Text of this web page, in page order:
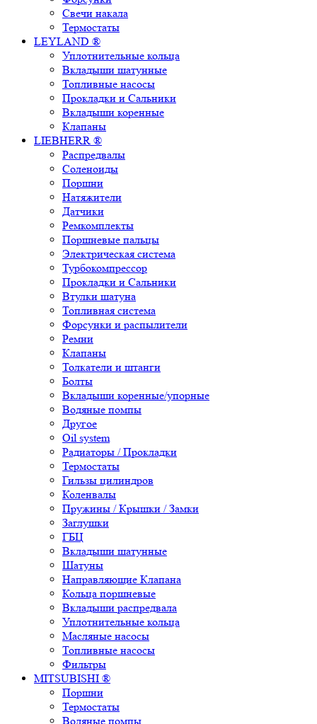
Свечи накала
Термостаты
LEYLAND ®
Уплотнительные кольца
Вкладыши шатунные
Топливные насосы
Прокладки и Сальники
Вкладыши коренные
Клапаны
LIEBHERR ®
Распредвалы
Соленоиды
Поршни
Натяжители
Датчики
Ремкомплекты
Поршневые пальцы
Электрическая система
Турбокомпрессор
Прокладки и Сальники
Втулки шатуна
Топливная система
Форсунки и распылители
Ремни
Клапаны
Толкатели и штанги
Болты
Вкладыши коренные/упорные
Водяные помпы
Другое
Oil system
Радиаторы / Прокладки
Термостаты
Гильзы цилиндров
Коленвалы
Пружины / Крышки / Замки
Заглушки
ГБЦ
Вкладыши шатунные
Шатуны
Направляющие Клапана
Кольца поршневые
Вкладыши распредвала
Уплотнительные кольца
Масляные насосы
Топливные насосы
Фильтры
MITSUBISHI ®
Поршни
Термостаты
Водяные помпы